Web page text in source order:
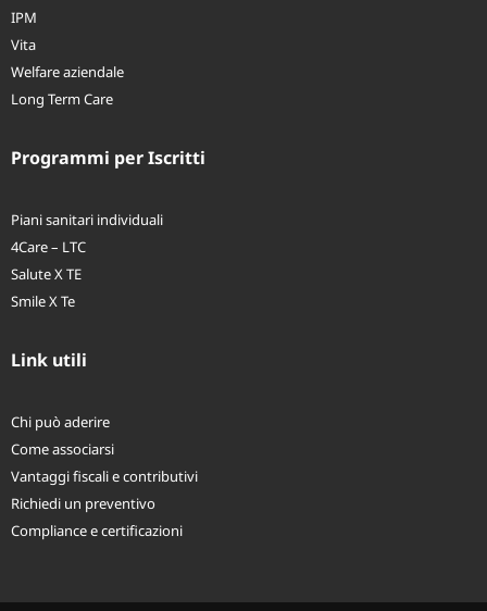
Infortuni
IPM
Vita
Welfare aziendale
Piani sanitari individuali
4Care – LTC
Salute X TE
Chi può aderire
Come associarsi
Vantaggi fiscali e contributivi
Richiedi un preventivo